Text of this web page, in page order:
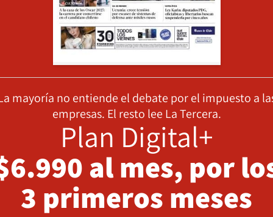
mayoría no entiende el debate por el impuesto a
empresas. El resto lee La Tercera.
Plan Digital+
al mes, por
3 primeros meses